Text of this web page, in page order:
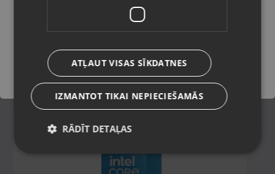
Rēzekne, Atbrīvošanas aleja 119
35.00€
Saglabāt
ATĻAUT VISAS SĪKDATNES
IZMANTOT TIKAI NEPIECIEŠAMĀS
RĀDĪT DETAĻAS